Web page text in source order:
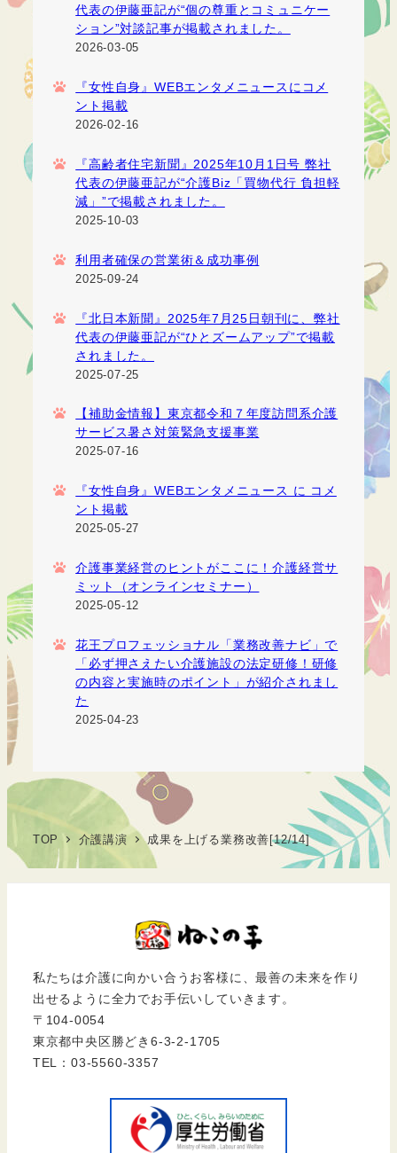
代表の伊藤亜記が“個の尊重とコミュニケー
ション”対談記事が掲載されました。
2026-03-05
『女性自身』WEBエンタメニュースにコメ
ント掲載
2026-02-16
『高齢者住宅新聞』2025年10月1日号 弊社
代表の伊藤亜記が“介護Biz「買物代行 負担軽
減」”で掲載されました。
2025-10-03
利用者確保の営業術＆成功事例
2025-09-24
『北日本新聞』2025年7月25日朝刊に、弊社
代表の伊藤亜記が“ひとズームアップ”で掲載
されました。
2025-07-25
【補助金情報】東京都令和７年度訪問系介護
サービス暑さ対策緊急支援事業
2025-07-16
『女性自身』WEBエンタメニュース に コメ
ント掲載
2025-05-27
介護事業経営のヒントがここに！介護経営サ
ミット（オンラインセミナー）
2025-05-12
花王プロフェッショナル「業務改善ナビ」で
「必ず押さえたい介護施設の法定研修！研修
の内容と実施時のポイント」が紹介されまし
た
2025-04-23
TOP 介護講演 成果を上げる業務改善[12/14]
私たちは介護に向かい合うお客様に、最善の未来を作り
出せるように全力でお手伝いしていきます。
〒104-0054
東京都中央区勝どき6-3-2-1705
TEL：03-5560-3357